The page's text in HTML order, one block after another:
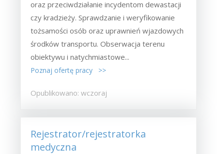
oraz przeciwdziałanie incydentom dewastacji
czy kradzieży. Sprawdzanie i weryfikowanie
tożsamości osób oraz uprawnień wjazdowych
środków transportu. Obserwacja terenu
obiektywu i natychmiastowe...
Poznaj ofertę pracy >>
Opublikowano: wczoraj
Rejestrator/rejestratorka
medyczna